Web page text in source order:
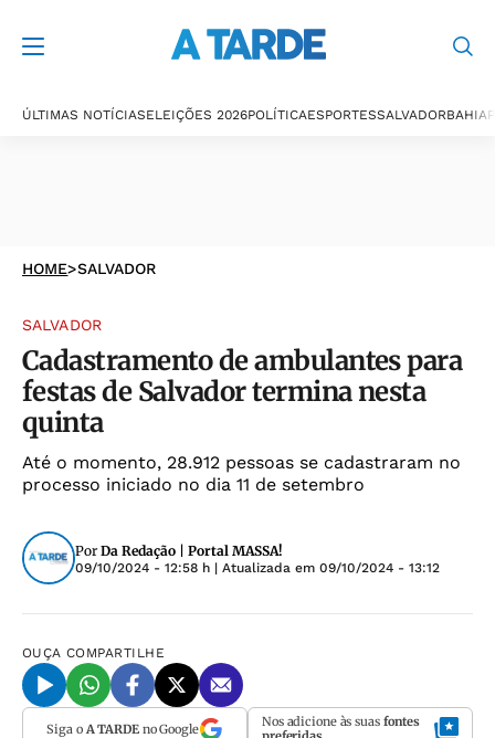
ÚLTIMAS NOTÍCIASELEIÇÕES 2026POLÍTICAESPORTESSALVADORBAHIA
HOME>SALVADOR
SALVADOR
Cadastramento de ambulantes para
festas de Salvador termina nesta
quinta
Até o momento, 28.912 pessoas se cadastraram no
processo iniciado no dia 11 de setembro
Por Da Redação | Portal MASSA!
09/10/2024 - 12:58 h | Atualizada em 09/10/2024 - 13:12
OUÇA COMPARTILHE
Siga o A TARDEno Google Nos adicione às suas fontes